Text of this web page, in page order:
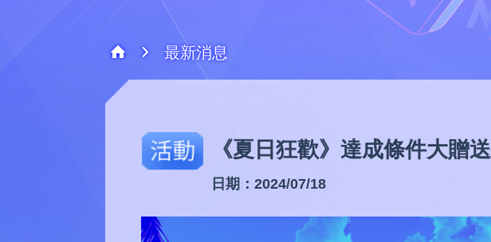
最新消息
活動《夏日狂歡》達成條件大贈送
日期：2024/07/18